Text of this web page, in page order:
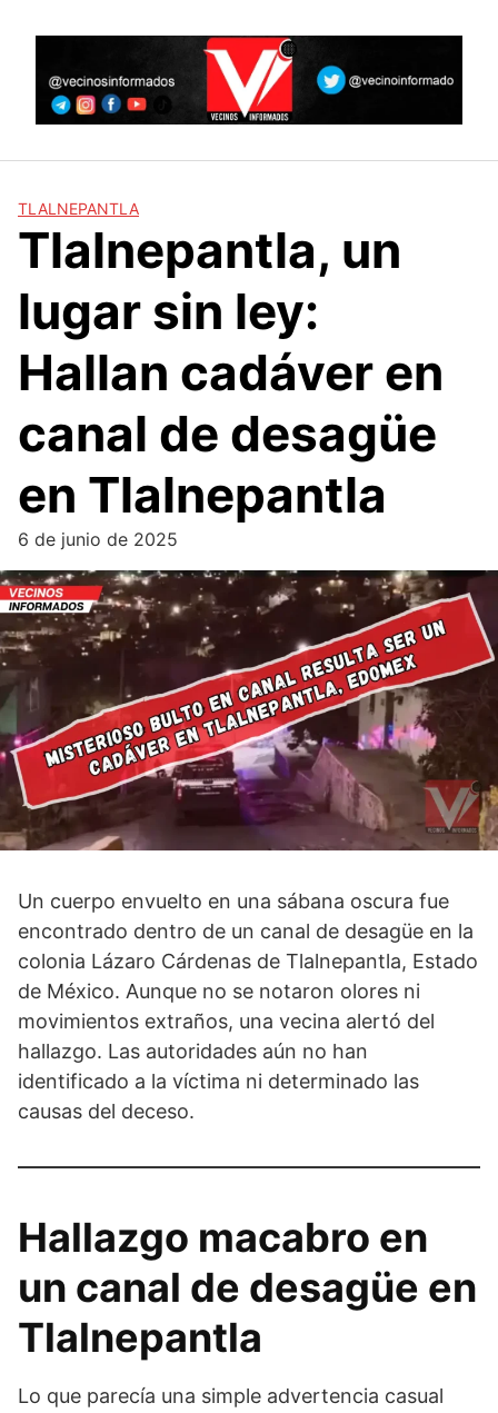
TLALNEPANTLA
Tlalnepantla, un
lugar sin ley:
Hallan cadáver en
canal de desagüe
en Tlalnepantla
6 de junio de 2025
Un cuerpo envuelto en una sábana oscura fue
encontrado dentro de un canal de desagüe en la
colonia Lázaro Cárdenas de Tlalnepantla, Estado
de México. Aunque no se notaron olores ni
movimientos extraños, una vecina alertó del
hallazgo. Las autoridades aún no han
identificado a la víctima ni determinado las
causas del deceso.
Hallazgo macabro en
un canal de desagüe en
Tlalnepantla
Lo que parecía una simple advertencia casual